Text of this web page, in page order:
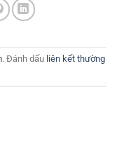
. Đánh dấu liên kết thường